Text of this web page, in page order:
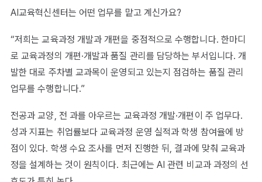
AI교육혁신센터는 어떤 업무를 맡고 계신가요?
“저희는 교육과정 개발과 개편을 중점적으로 수행합니다. 한마디
로 교육과정의 개편·개발과 품질 관리를 담당하는 부서입니다. 개
발한 대로 주차별 교과목이 운영되고 있는지 점검하는 품질 관리
업무를 수행합니다.”
전공과 교양, 전 과를 아우르는 교육과정 개발·개편이 주 업무다.
성과 지표는 취업률보다 교육과정 운영 실적과 학생 참여율에 방
점이 있다. 학생 수요 조사를 먼저 진행한 뒤, 결과에 맞춰 교육과
정을 설계하는 것이 원칙이다. 최근에는 AI 관련 비교과 과정의 선